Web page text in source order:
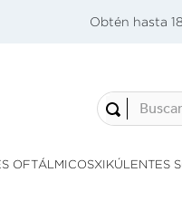
Obtén hasta
Buscar...
OFTÁLMICOSXIKÚLENTES